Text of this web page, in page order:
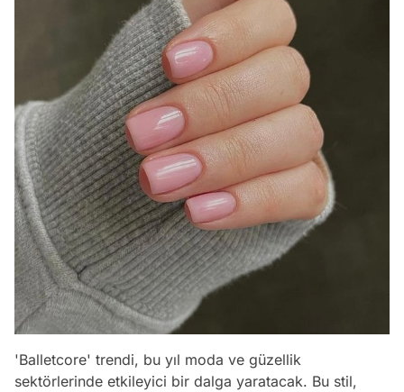
'Balletcore' trendi, bu yıl moda ve güzellik
sektörlerinde etkileyici bir dalga yaratacak. Bu stil,